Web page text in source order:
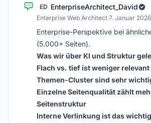
ED EnterpriseArchitect_David
Enterprise Web Architect·7. Januar 2026
Enterprise-Perspektive bei
(5.000+ Seiten).
Was wir über KI und Struktur
Flach vs. tief ist weniger
Themen-Cluster sind sehr
Einzelne Seitenqualität zählt
Seitenstruktur
Interne Verlinkung ist das